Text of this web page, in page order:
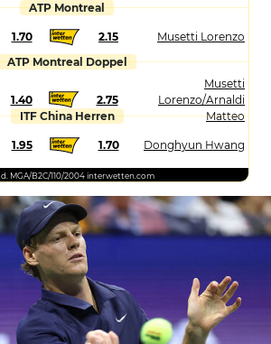
ATP Montreal
1.70 2.15
Musetti Lorenzo
ATP Montreal Doppel
1.40 2.75
Musetti
Lorenzo/Arnaldi
Matteo
ITF China Herren
1.95 1.70 Donghyun Hwang
MGA/B2C/110/2004 interwetten.com